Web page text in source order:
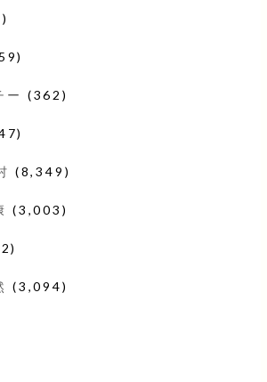
ー (362)
(8,349)
(3,003)
(3,094)